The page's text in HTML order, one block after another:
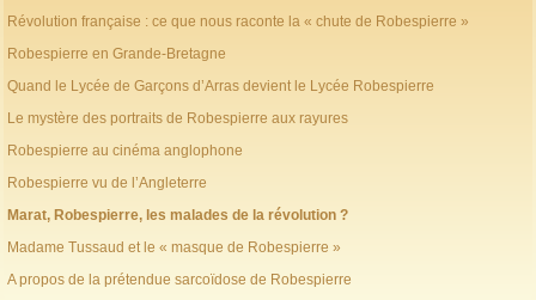
Révolution française : ce que nous raconte la « chute de Robespierre »
Robespierre en Grande-Bretagne
Quand le Lycée de Garçons d’Arras devient le Lycée Robespierre
Le mystère des portraits de Robespierre aux rayures
Robespierre au cinéma anglophone
Robespierre vu de l’Angleterre
Marat, Robespierre, les malades de la révolution ?
Madame Tussaud et le « masque de Robespierre »
A propos de la prétendue sarcoïdose de Robespierre